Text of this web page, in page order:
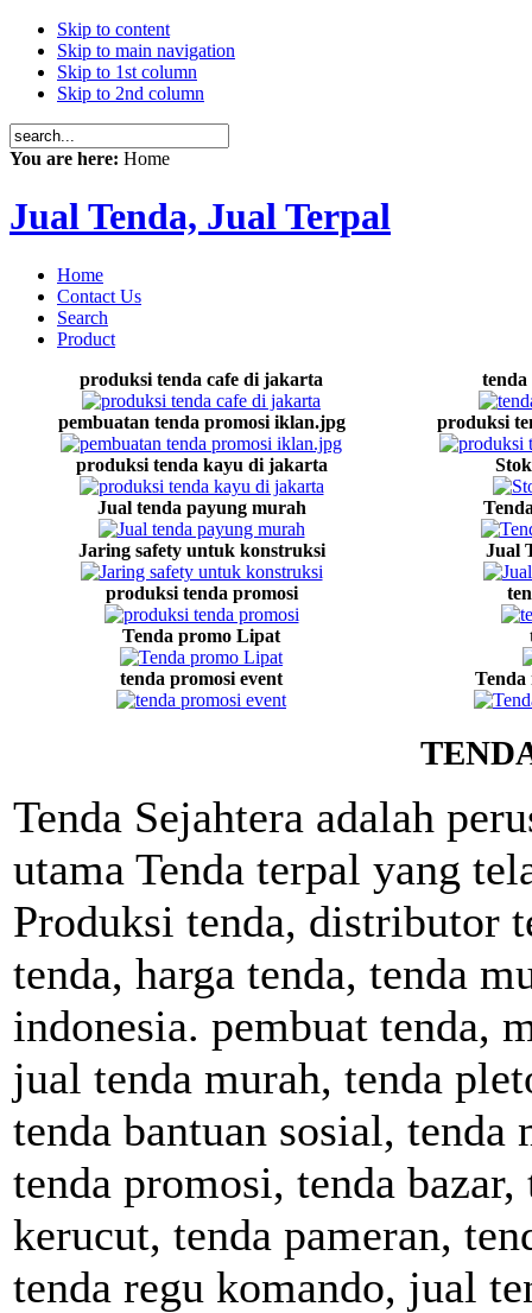
Skip to content
Skip to main navigation
Skip to 1st column
Skip to 2nd column
You are here: Home
Jual Tenda, Jual Terpal
Home
Contact Us
Search
Product
produksi tenda cafe di jakarta
tenda
pembuatan tenda promosi iklan.jpg produksi
produksi tenda kayu di jakarta
Jual tenda payung murah
Jaring safety untuk konstruksi Jual
produksi tenda promosi
Tenda promo Lipat
tenda promosi event Tenda
Tenda Sejahtera adalah
utama Tenda terpal yang
Produksi tenda, distributor
tenda, harga tenda, tenda
indonesia. pembuat tenda,
jual tenda murah, tenda
tenda bantuan sosial,
tenda promosi, tenda
kerucut, tenda pameran,
tenda regu komando, jual